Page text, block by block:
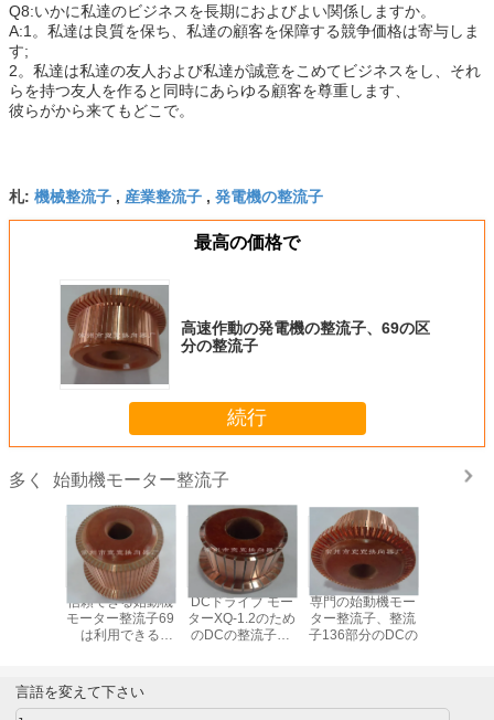
Q8:いかに私達のビジネスを長期におよびよい関係しますか。
A:1。私達は良質を保ち、私達の顧客を保障する競争価格は寄与しま
す;
2。私達は私達の友人および私達が誠意をこめてビジネスをし、それ
らを持つ友人を作ると同時にあらゆる顧客を尊重します、
彼らがから来てもどこで。
札: 機械整流子 , 産業整流子 , 発電機の整流子
最高の価格で
高速作動の発電機の整流子、69の区
分の整流子
続行
多く 始動機モーター整流子
信頼できる始動機
モーター整流子69
は利用できる
DCドライブ モー
ターXQ-1.2のため
のDCの整流子29
専門の始動機モー
ター整流子、整流
子136部分のDCの
言語を変えて下さい